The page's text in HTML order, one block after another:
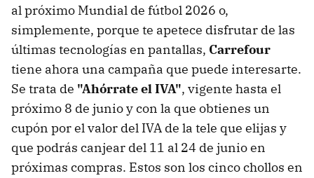
al próximo Mundial de fútbol 2026 o,
simplemente, porque te apetece disfrutar de las
últimas tecnologías en pantallas, Carrefour
tiene ahora una campaña que puede interesarte.
Se trata de "Ahórrate el IVA", vigente hasta el
próximo 8 de junio y con la que obtienes un
cupón por el valor del IVA de la tele que elijas y
que podrás canjear del 11 al 24 de junio en
próximas compras. Estos son los cinco chollos en